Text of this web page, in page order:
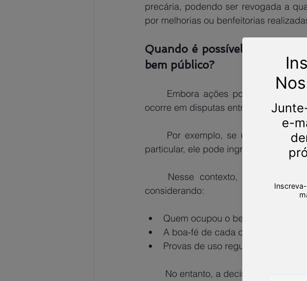
precária, podendo ser revogada a
por melhorias ou benfeitorias
Quando é possível mover
bem público?
Embora ações possessórias
ocorre em disputas entre particulares
particular, ele pode ingressar com
considerando:
Quem ocupou o bem primeiro;
A boa-fé de cada ocupante;
Provas de uso regular e contínuo